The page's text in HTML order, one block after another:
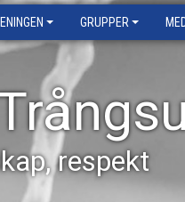
GRUPPER
respekt